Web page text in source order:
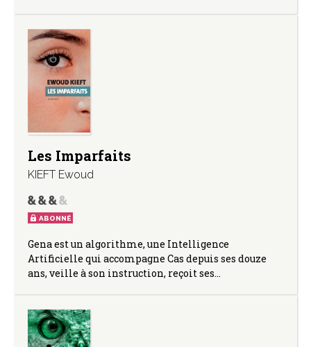
Les Imparfaits
KIEFT Ewoud
ABONNÉ
Gena est un algorithme, une Intelligence
Artificielle qui accompagne Cas depuis ses douze
ans, veille à son instruction, reçoit ses…